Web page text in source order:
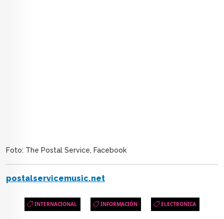
Foto: The Postal Service, Facebook
postalservicemusic.net
INTERNACIONAL INFORMACIÓN ELECTRONICA